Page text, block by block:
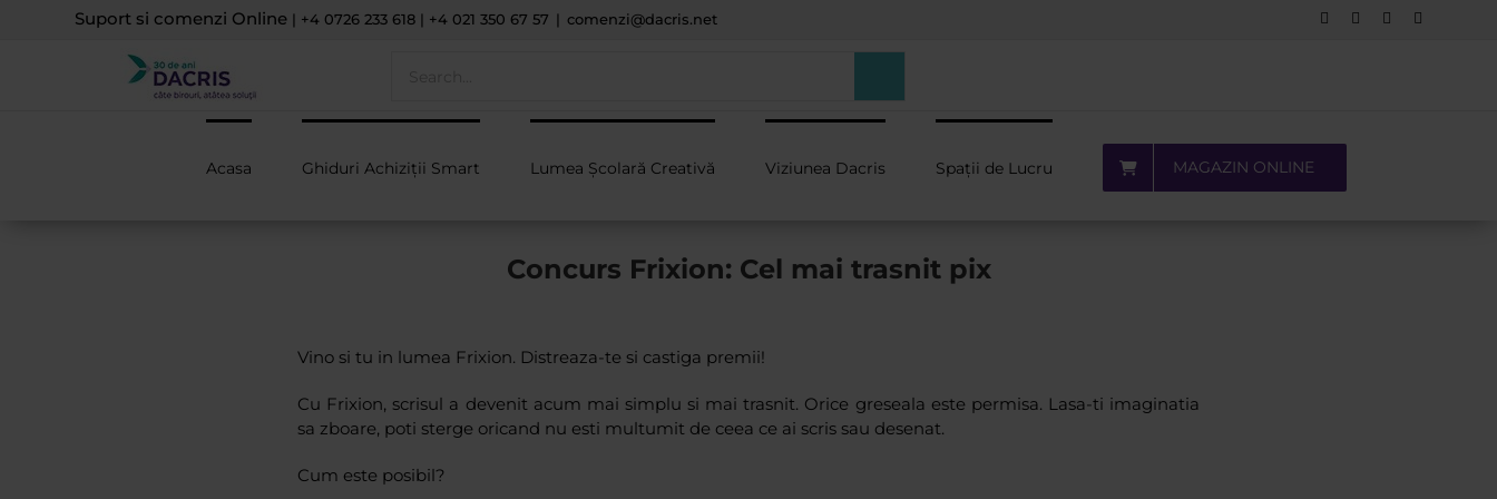
Suport si comenzi Online | +4 0726 233 618 | +4 021 350 67 57 | comenzi@dacris.net FacebookLinkedInYouTube
Acasa Ghiduri Achiziții Smart Lumea Școlară Creativă Viziunea Dacris Spații de Lucru MAGAZIN ONLINE
Concurs Frixion: Cel mai trasnit pix
Vino si tu in lumea Frixion. Distreaza-te si castiga premii!
Cu Frixion, scrisul a devenit acum mai simplu si mai trasnit. Orice greseala este permisa. Lasa-ti imaginatia
sa zboare, poti sterge oricand nu esti multumit de ceea ce ai scris sau desenat.
Cum este posibil?